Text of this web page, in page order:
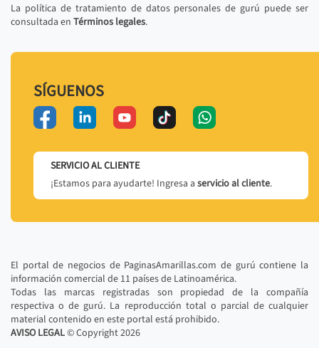
La política de tratamiento de datos personales de gurú puede ser
consultada en Términos legales.
SÍGUENOS
SERVICIO AL CLIENTE
¡Estamos para ayudarte! Ingresa a servicio al cliente.
El portal de negocios de PaginasAmarillas.com de gurú contiene la
información comercial de 11 países de Latinoamérica.
Todas las marcas registradas son propiedad de la compañía
respectiva o de gurú. La reproducción total o parcial de cualquier
material contenido en este portal está prohibido.
AVISO LEGAL© Copyright2026